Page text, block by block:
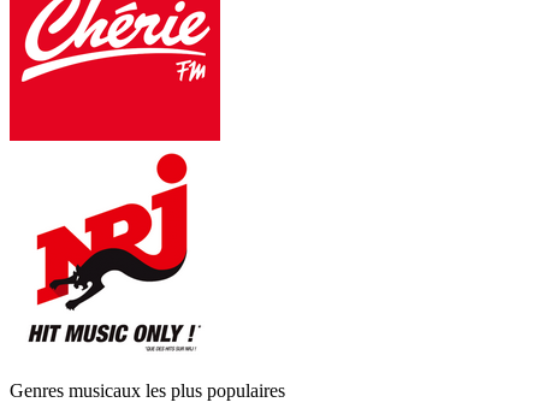
Genres musicaux les plus populaires